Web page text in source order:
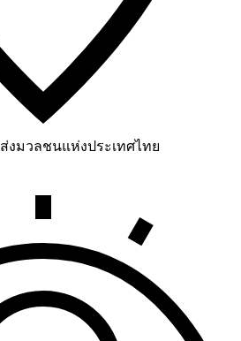
งมวลชนแห่งประเทศไทย